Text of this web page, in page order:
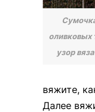
оливковых
узор
вяжите,
Далее